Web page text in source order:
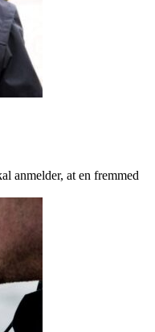
anmelder, at en fremmed